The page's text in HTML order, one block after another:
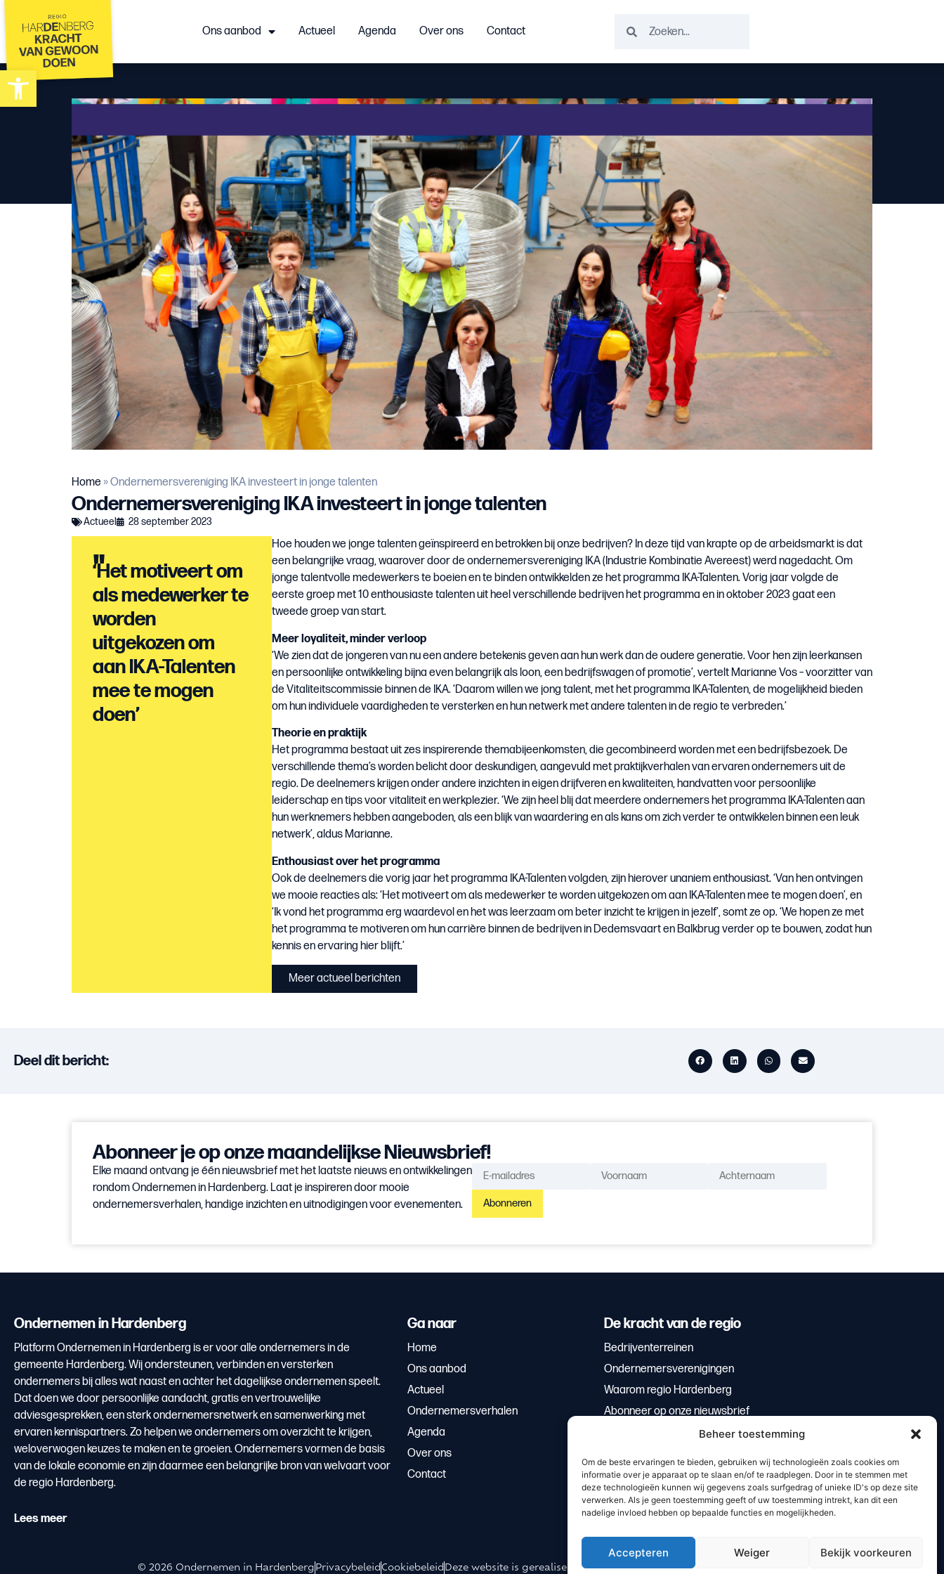
Beheer toestemming
Om de beste ervaringen te bieden, gebruiken wij technologieën zoals cookies om
informatie over je apparaat op te slaan en/of te raadplegen. Door in te stemmen met
deze technologieën kunnen wij gegevens zoals surfgedrag of unieke ID's op deze site
verwerken. Als je geen toestemming geeft of uw toestemming intrekt, kan dit een
nadelige invloed hebben op bepaalde functies en mogelijkheden.
Accepteren Weiger Bekijk voorkeuren
Toolbar openen
Ons aanbod Actueel Agenda Over ons Contact
Home »Ondernemersvereniging IKA investeert in jonge talenten
Ondernemersvereniging IKA investeert in jonge talenten
Actueel 28 september 2023
"
‘Het motiveert om
als medewerker te
worden
uitgekozen om
aan IKA-Talenten
mee te mogen
doen’
Hoe houden we jonge talenten geïnspireerd en betrokken bij onze bedrijven? In deze tijd van krapte op de arbeidsmarkt is dat
een belangrijke vraag, waarover door de ondernemersvereniging IKA (Industrie Kombinatie Avereest) werd nagedacht. Om
jonge talentvolle medewerkers te boeien en te binden ontwikkelden ze het programma IKA-Talenten. Vorig jaar volgde de
eerste groep met 10 enthousiaste talenten uit heel verschillende bedrijven het programma en in oktober 2023 gaat een
tweede groep van start.
Meer loyaliteit, minder verloop
‘We zien dat de jongeren van nu een andere betekenis geven aan hun werk dan de oudere generatie. Voor hen zijn leerkansen
en persoonlijke ontwikkeling bijna even belangrijk als loon, een bedrijfswagen of promotie’, vertelt Marianne Vos – voorzitter van
de Vitaliteitscommissie binnen de IKA. ‘Daarom willen we jong talent, met het programma IKA-Talenten, de mogelijkheid bieden
om hun individuele vaardigheden te versterken en hun netwerk met andere talenten in de regio te verbreden.’
Theorie en praktijk
Het programma bestaat uit zes inspirerende themabijeenkomsten, die gecombineerd worden met een bedrijfsbezoek. De
verschillende thema’s worden belicht door deskundigen, aangevuld met praktijkverhalen van ervaren ondernemers uit de
regio. De deelnemers krijgen onder andere inzichten in eigen drijfveren en kwaliteiten, handvatten voor persoonlijke
leiderschap en tips voor vitaliteit en werkplezier. ‘We zijn heel blij dat meerdere ondernemers het programma IKA-Talenten aan
hun werknemers hebben aangeboden, als een blijk van waardering en als kans om zich verder te ontwikkelen binnen een leuk
netwerk’, aldus Marianne.
Enthousiast over het programma
Ook de deelnemers die vorig jaar het programma IKA-Talenten volgden, zijn hierover unaniem enthousiast. ‘Van hen ontvingen
we mooie reacties als: ‘Het motiveert om als medewerker te worden uitgekozen om aan IKA-Talenten mee te mogen doen’, en
‘Ik vond het programma erg waardevol en het was leerzaam om beter inzicht te krijgen in jezelf’, somt ze op. ‘We hopen ze met
het programma te motiveren om hun carrière binnen de bedrijven in Dedemsvaart en Balkbrug verder op te bouwen, zodat hun
kennis en ervaring hier blijft.’
Meer actueel berichten
Deel dit bericht:
Abonneer je op onze maandelijkse Nieuwsbrief!
Elke maand ontvang je één nieuwsbrief met het laatste nieuws en ontwikkelingen
rondom Ondernemen in Hardenberg. Laat je inspireren door mooie
ondernemersverhalen, handige inzichten en uitnodigingen voor evenementen.
Abonneren
Ondernemen in Hardenberg
Platform Ondernemen in Hardenberg is er voor alle ondernemers in de
gemeente Hardenberg. Wij ondersteunen, verbinden en versterken
ondernemers bij alles wat naast en achter het dagelijkse ondernemen speelt.
Dat doen we door persoonlijke aandacht, gratis en vertrouwelijke
adviesgesprekken, een sterk ondernemersnetwerk en samenwerking met
ervaren kennispartners. Zo helpen we ondernemers om overzicht te krijgen,
weloverwogen keuzes te maken en te groeien. Ondernemers vormen de basis
van de lokale economie en zijn daarmee een belangrijke bron van welvaart voor
de regio Hardenberg.
Lees meer
Ga naar
Home
Ons aanbod
Actueel
Ondernemersverhalen
Agenda
Over ons
Contact
De kracht van de regio
Bedrijventerreinen
Ondernemersverenigingen
Waarom regio Hardenberg
Abonneer op onze nieuwsbrief
© 2026 Ondernemen in Hardenberg PrivacybeleidCookiebeleid Deze website is gerealiseerd door Webzuiver